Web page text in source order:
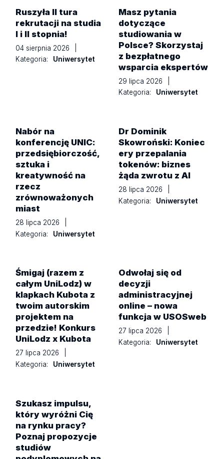
Ruszyła II tura
rekrutacji na studia
I i II stopnia!
04 sierpnia 2026
Kategoria:
Uniwersytet
Masz pytania
dotyczące
studiowania w
Polsce? Skorzystaj
z bezpłatnego
wsparcia ekspertów
29 lipca 2026
Kategoria:
Uniwersytet
Nabór na
konferencję UNIC:
przedsiębiorczość,
sztuka i
kreatywność na
rzecz
zrównoważonych
miast
28 lipca 2026
Kategoria:
Uniwersytet
Dr Dominik
Skowroński: Koniec
ery przepalania
tokenów: biznes
żąda zwrotu z AI
28 lipca 2026
Kategoria:
Uniwersytet
Śmigaj (razem z
całym UniLodz) w
klapkach Kubota z
twoim autorskim
projektem na
przedzie! Konkurs
UniLodz x Kubota
27 lipca 2026
Kategoria:
Uniwersytet
Odwołaj się od
decyzji
administracyjnej
online – nowa
funkcja w USOSweb
27 lipca 2026
Kategoria:
Uniwersytet
Szukasz impulsu,
który wyróżni Cię
na rynku pracy?
Poznaj propozycje
studiów